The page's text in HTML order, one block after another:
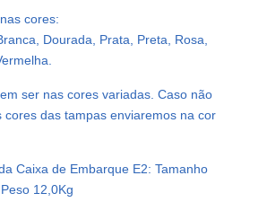
cores:
Dourada, Prata, Preta, Rosa,
ser nas cores variadas. Caso não
cores das tampas enviaremos na cor
Caixa de Embarque E2: Tamanho
12,0Kg